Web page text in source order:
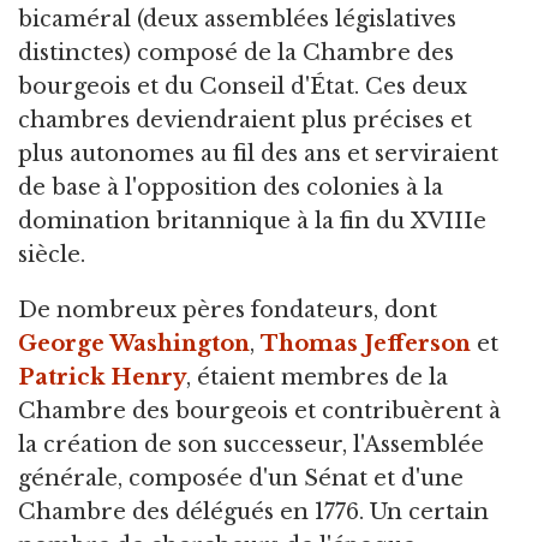
bicaméral (deux assemblées législatives
distinctes) composé de la Chambre des
bourgeois et du Conseil d'État. Ces deux
chambres deviendraient plus précises et
plus autonomes au fil des ans et serviraient
de base à l'opposition des colonies à la
domination britannique à la fin du XVIIIe
siècle.
De nombreux pères fondateurs, dont
George Washington, Thomas Jefferson et
Patrick Henry, étaient membres de la
Chambre des bourgeois et contribuèrent à
la création de son successeur, l'Assemblée
générale, composée d'un Sénat et d'une
Chambre des délégués en 1776. Un certain